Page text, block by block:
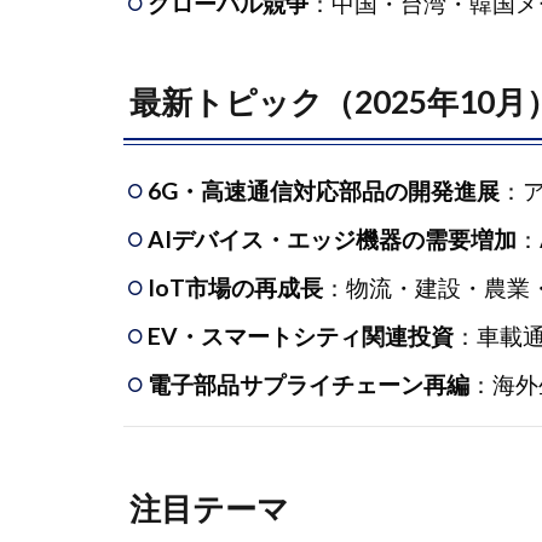
最新トピック（2025年10月
6G・高速通信対応部品の開発進展 ：
AIデバイス・エッジ機器の需要増加
IoT市場の再成長 ：物流・建設・農
EV・スマートシティ関連投資 ：車載
電子部品サプライチェーン再編 ：海
注目テーマ